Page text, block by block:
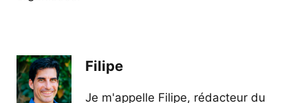
Filipe
Je m'appelle Filipe, rédacteur du